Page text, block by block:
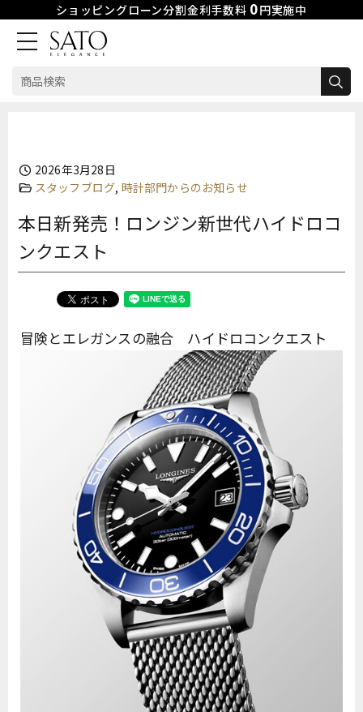
ショッピングローン分割金利手数料 0円実施中
検
2026年3月28日
スタッフブログ, 時計部門からのお知らせ
本日新発売！ロンジン新世代ハイドロコ
ンクエスト
冒険とエレガンスの融合 ハイドロコンクエスト